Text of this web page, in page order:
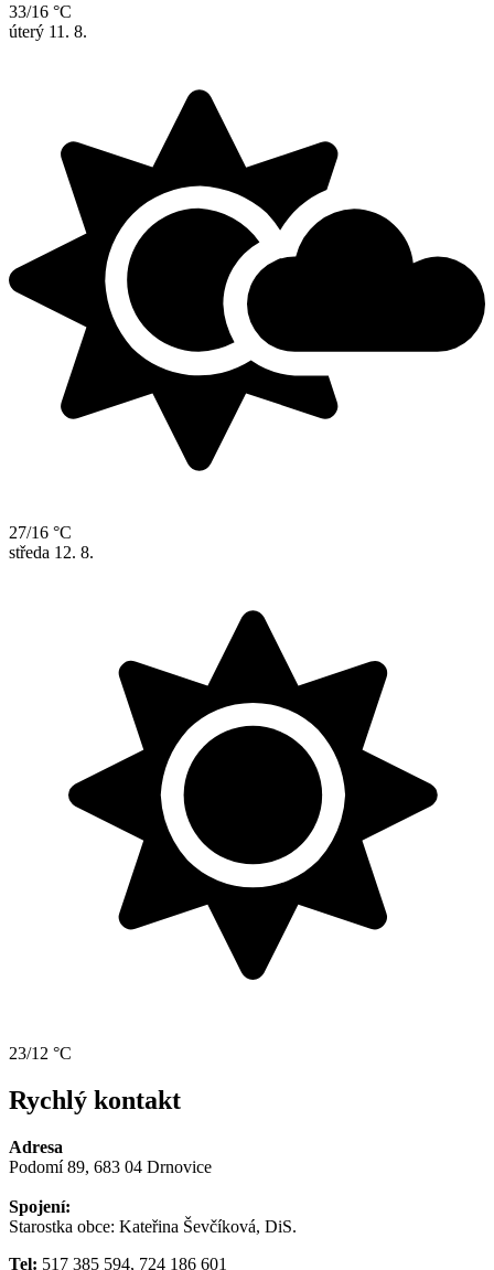
33/16 °C
úterý 11. 8.
27/16 °C
středa 12. 8.
23/12 °C
Rychlý kontakt
Adresa
Podomí 89, 683 04 Drnovice
Spojení:
Starostka obce: Kateřina Ševčíková, DiS.
Tel: 517 385 594, 724 186 601